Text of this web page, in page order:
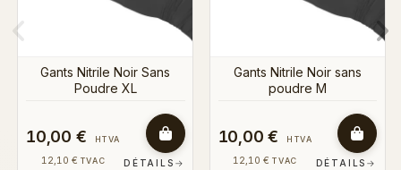
Gants Nitrile Noir sans
poudre M
€ HTVA
12,10 € TVAC DÉTAILS→
10,00 € HTVA
12,10 € TVAC DÉTAILS→